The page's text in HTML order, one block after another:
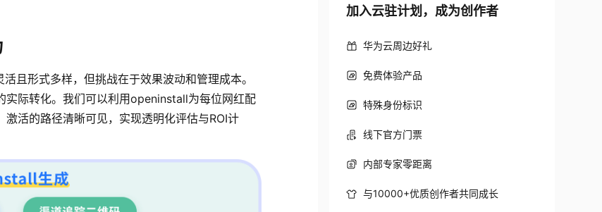
且形式多样，但挑战在于效果波动和管理成本。
实际转化。我们可以利用openinstall为每位网红配
活的路径清晰可见，实现透明化评估与ROI计
加入云驻计划，成为创作者
华为云周边好礼
免费体验产品
特殊身份标识
线下官方门票
内部专家零距离
与10000+优质创作者共同成长